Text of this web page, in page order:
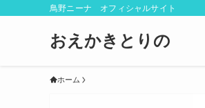
鳥野ニーナ オフィシャルサイト
おえかきとりの
ホーム